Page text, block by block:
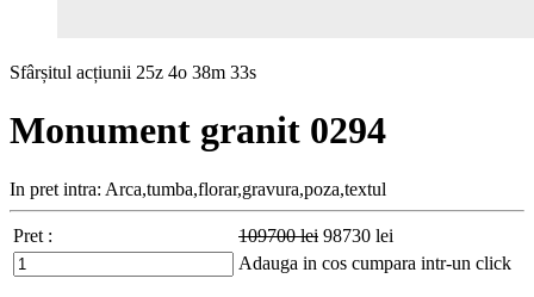
Sfârșitul acțiunii 25z 4o 38m 32s
Monument granit 0294
In pret intra: Arca,tumba,florar,gravura,poza,textul
Pret : 109700lei 98730 lei
Adauga in cos cumpara intr-un click